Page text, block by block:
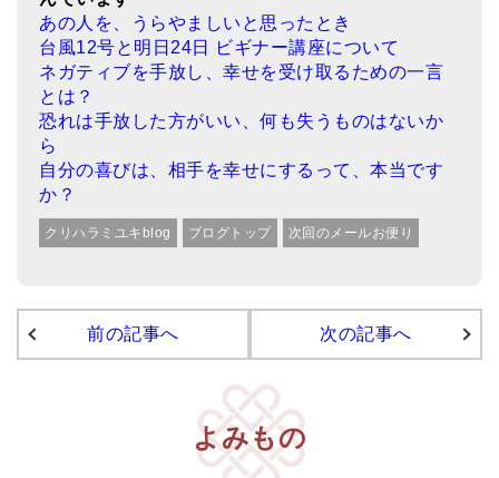
あの人を、うらやましいと思ったとき
台風12号と明日24日 ビギナー講座について
ネガティブを手放し、幸せを受け取るための一言
とは？
恐れは手放した方がいい、何も失うものはないか
ら
自分の喜びは、相手を幸せにするって、本当です
か？
クリハラミユキblog ブログトップ 次回のメールお便り
前の記事へ 次の記事へ
よみもの